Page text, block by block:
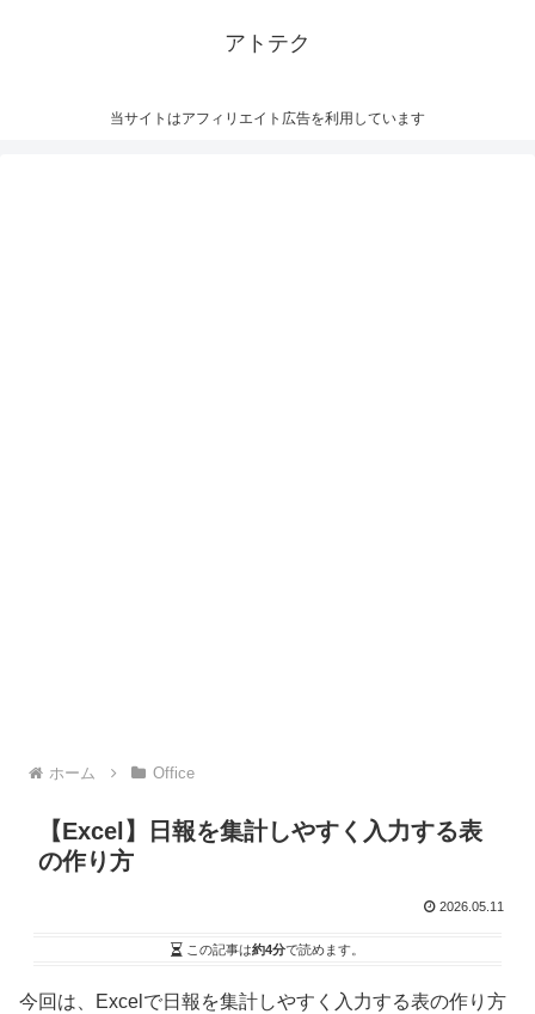
アトテク
当サイトはアフィリエイト広告を利用しています
ホーム Office
【Excel】日報を集計しやすく入力する表
の作り方
2026.05.11
この記事は約4分で読めます。
今回は、Excelで日報を集計しやすく入力する表の作り方